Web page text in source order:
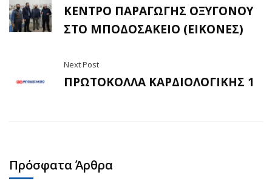
ΚΕΝΤΡΟ ΠΑΡΑΓΩΓΗΣ ΟΞΥΓΟΝΟΥ
ΣΤΟ ΜΠΟΔΟΣΑΚΕΙΟ (ΕΙΚΟΝΕΣ)
Next Post
ΠΡΩΤΟΚΟΛΛΑ ΚΑΡΔΙΟΛΟΓΙΚΗΣ 1
Πρόσφατα Άρθρα